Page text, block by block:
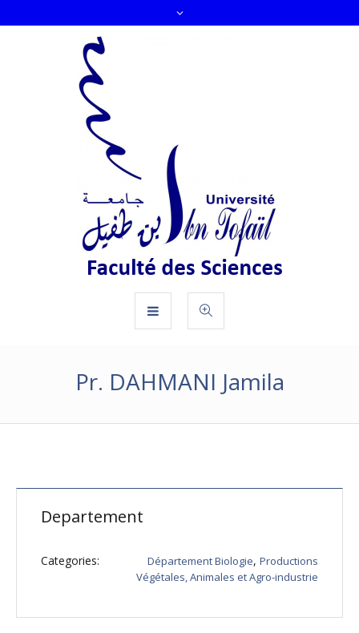
Pr. DAHMANI Jamila
Departement
Categories: Département Biologie, Productions
Végétales, Animales et Agro-industrie